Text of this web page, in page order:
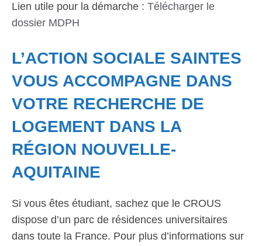
Lien utile pour la démarche : Télécharger le
dossier MDPH
L’ACTION SOCIALE SAINTES
VOUS ACCOMPAGNE DANS
VOTRE RECHERCHE DE
LOGEMENT DANS LA
RÉGION NOUVELLE-
AQUITAINE
Si vous êtes étudiant, sachez que le CROUS
dispose d’un parc de résidences universitaires
dans toute la France. Pour plus d’informations sur